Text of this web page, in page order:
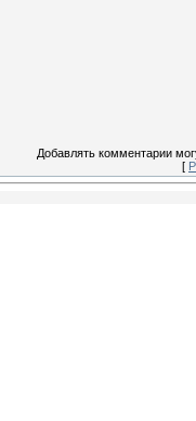
Добавлять комментарии
[